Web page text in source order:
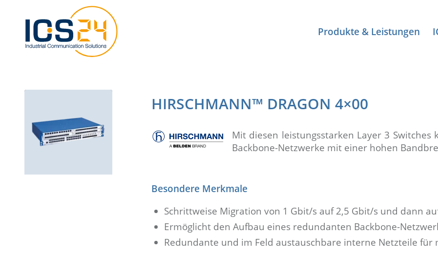
Produkte & Leistungen
HIRSCHMANN™ DRAGON 4×00
Mit diesen leistungsstarken Layer 3
Backbone-Netzwerke mit einer hohen
Besondere Merkmale
Schrittweise Migration von 1 Gbit/s auf 2,5 Gbit/s und dann
Ermöglicht den Aufbau eines redundanten Backbone-
Redundante und im Feld austauschbare interne Netzteile